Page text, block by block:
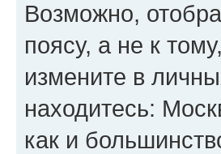
Возможно,
поясу, а не к
измените в
находитесь:
как и